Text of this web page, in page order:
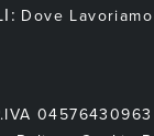
Dove Lavoriamo
04576430963